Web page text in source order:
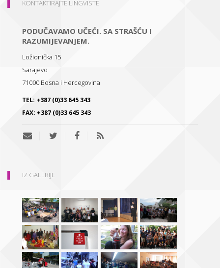
KONTAKTIRAJTE LINGVISTE
PODUČAVAMO UČEĆI. SA STRAŠĆU I
RAZUMIJEVANJEM.
Ložionička 15
Sarajevo
71000 Bosna i Hercegovina
TEL: +387 (0)33 645 343
FAX: +387 (0)33 645 343
IZ GALERIJE